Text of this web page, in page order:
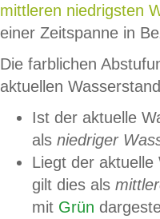
mittleren niedrigsten
einer Zeitspanne in
Die farblichen
aktuellen
Ist der aktuelle
als niedriger
Liegt der
gilt dies als
mit Grün